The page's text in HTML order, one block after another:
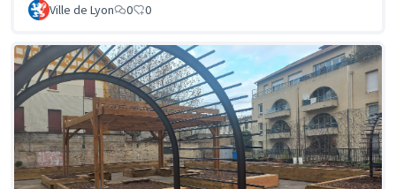
Ville de Lyon 0 0